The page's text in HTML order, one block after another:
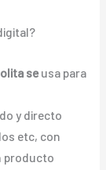
seusa para
y directo
etc, con
producto